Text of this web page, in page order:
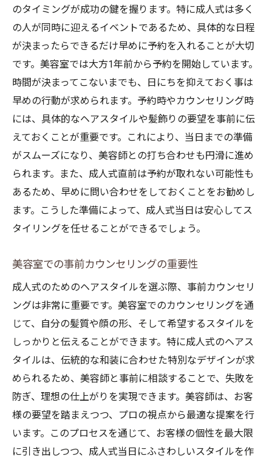
のタイミングが成功の鍵を握ります。特に成人式は多く
の人が同時に迎えるイベントであるため、具体的な日程
が決まったらできるだけ早めに予約を入れることが大切
です。美容室では大方1年前から予約を開始しています。
時間が決まってこないまでも、日にちを抑えておく事は
早めの行動が求められます。予約時やカウンセリング時
には、具体的なヘアスタイルや髪飾りの要望を事前に伝
えておくことが重要です。これにより、当日までの準備
がスムーズになり、美容師との打ち合わせも円滑に進め
られます。また、成人式直前は予約が取れない可能性も
あるため、早めに問い合わせをしておくことをお勧めし
ます。こうした準備によって、成人式当日は安心してス
タイリングを任せることができるでしょう。
美容室での事前カウンセリングの重要性
成人式のためのヘアスタイルを選ぶ際、事前カウンセリ
ングは非常に重要です。美容室でのカウンセリングを通
じて、自分の髪質や顔の形、そして希望するスタイルを
しっかりと伝えることができます。特に成人式のヘアス
タイルは、伝統的な和装に合わせた特別なデザインが求
められるため、美容師と事前に相談することで、失敗を
防ぎ、理想の仕上がりを実現できます。美容師は、お客
様の要望を踏まえつつ、プロの視点から最適な提案を行
います。このプロセスを通じて、お客様の個性を最大限
に引き出しつつ、成人式当日にふさわしいスタイルを作
お問合せ・ご予約はお電話にて